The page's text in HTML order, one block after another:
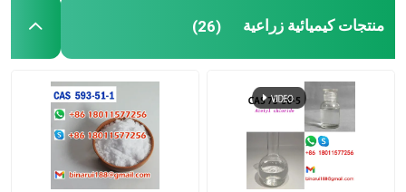
أكواب المختبرات
قنوات المختبر
منتجات كيميائية زراعية (26)